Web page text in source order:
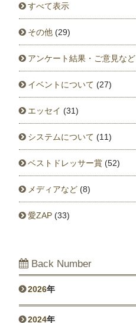
すべて表示
その他 (29)
アンケート結果・ご意見など
イベントについて (27)
エッセイ (31)
システムについて (11)
ベストドレッサー賞 (52)
メディアなど (8)
愛ZAP (33)
Back Number
2026年
2024年